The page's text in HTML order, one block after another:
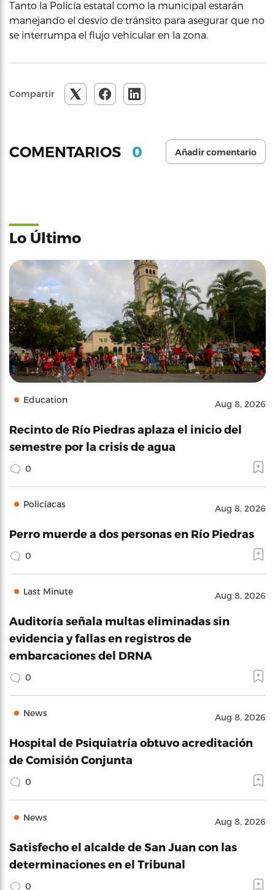
Tanto la Policía estatal como la municipal estarán
manejando el desvío de tránsito para asegurar que no
se interrumpa el flujo vehicular en la zona.
Compartir
COMENTARIOS 0 Añadir comentario
Lo Último
Education Aug 8, 2026
Recinto de Río Piedras aplaza el inicio del
semestre por la crisis de agua
0
Policíacas Aug 8, 2026
Perro muerde a dos personas en Río Piedras
0
Last Minute Aug 8, 2026
Auditoría señala multas eliminadas sin
evidencia y fallas en registros de
embarcaciones del DRNA
0
News Aug 8, 2026
Hospital de Psiquiatría obtuvo acreditación
de Comisión Conjunta
0
News Aug 8, 2026
Satisfecho el alcalde de San Juan con las
determinaciones en el Tribunal
0